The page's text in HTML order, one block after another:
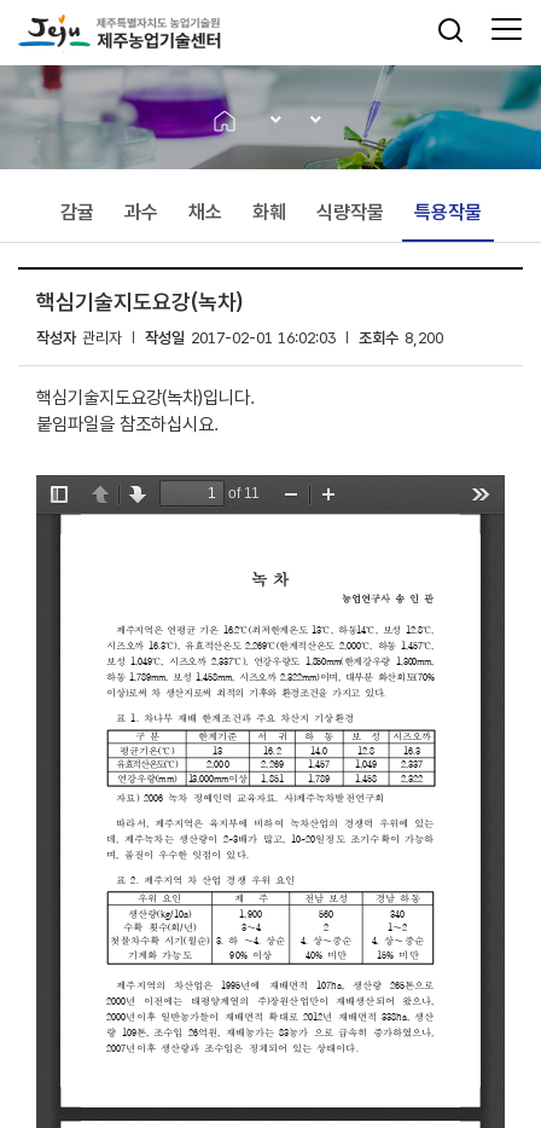
감귤 과수 채소 화훼 식량작물 특용작물
핵심기술지도요강(녹차)
작성자 관리자 작성일 2017-02-01 16:02:03 조회수 8,200
핵심기술지도요강(녹차)입니다.
붙임파일을 참조하십시요.